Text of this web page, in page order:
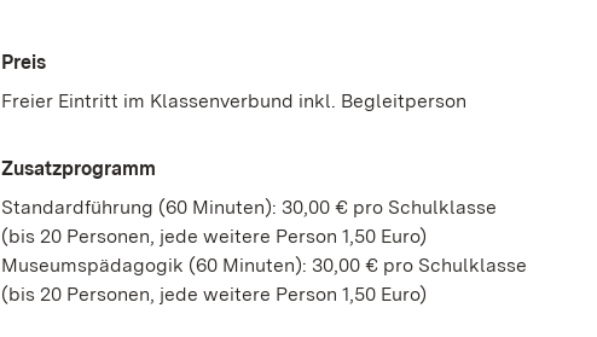
Preis
Freier Eintritt im Klassenverbund inkl. Begleitperson
Zusatzprogramm
Standardführung (60 Minuten): 30,00 € pro Schulklasse
(bis 20 Personen, jede weitere Person 1,50 Euro)
Museumspädagogik (60 Minuten): 30,00 € pro Schulklasse
(bis 20 Personen, jede weitere Person 1,50 Euro)